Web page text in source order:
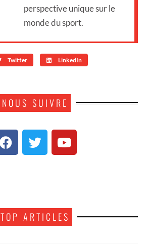
perspective unique sur le
monde du sport.
Twitter LinkedIn
NOUS SUIVRE
TOP ARTICLES